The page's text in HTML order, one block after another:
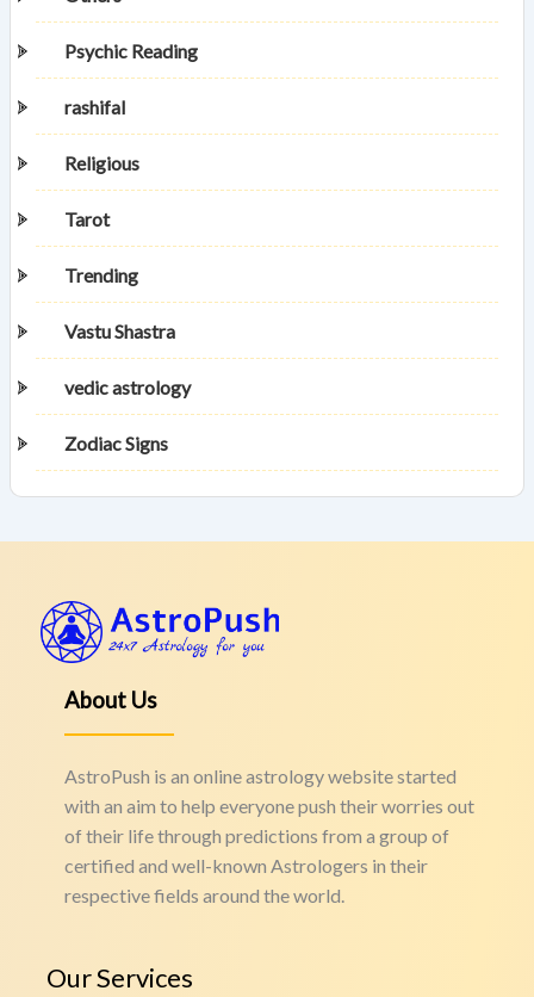
Psychic Reading
rashifal
Religious
Tarot
Trending
Vastu Shastra
vedic astrology
Zodiac Signs
About Us
AstroPush is an online astrology website started
with an aim to help everyone push their worries out
of their life through predictions from a group of
certified and well-known Astrologers in their
respective fields around the world.
Our Services